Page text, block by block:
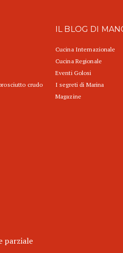
crudo
IL BLOG DI
Cucina Internazionale
Cucina Regionale
Eventi Golosi
I segreti di Marina
Magazine
parziale